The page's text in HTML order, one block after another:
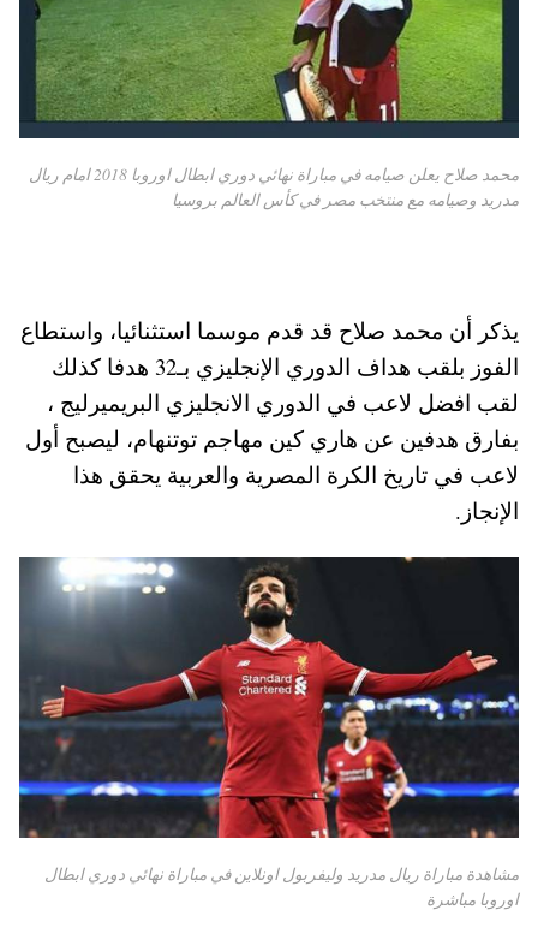
محمد صلاح يعلن صيامه في مباراة نهائي دوري ابطال اوروبا 2018 امام ريال
مدريد وصيامه مع منتخب مصر في كأس العالم بروسيا
يذكر أن محمد صلاح قد قدم موسما استثنائيا، واستطاع
الفوز بلقب هداف الدوري الإنجليزي بـ32 هدفا كذلك
لقب افضل لاعب في الدوري الانجليزي البريميرليج ،
بفارق هدفين عن هاري كين مهاجم توتنهام، ليصبح أول
لاعب في تاريخ الكرة المصرية والعربية يحقق هذا
الإنجاز.
مشاهدة مباراة ريال مدريد وليفربول اونلاين في مباراة نهائي دوري ابطال
اوروبا مباشرة